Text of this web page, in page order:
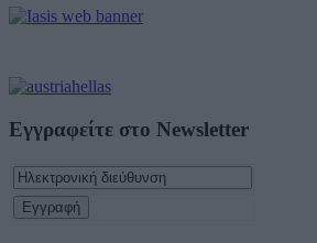
Εγγραφείτε στο Newsletter